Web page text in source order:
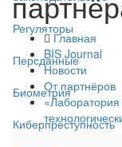
Регуляторы
Персданные
Биометрия
Киберпреступность
Главная
BIS Journal
Новости
От партнёров
«Лаборатория